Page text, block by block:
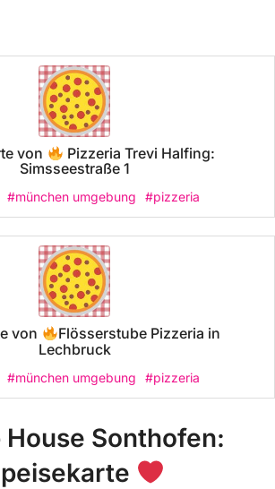
von
Pizzeria Trevi Halfing:
Simsseestraße 1
#münchen umgebung #pizzeria
von
Flösserstube Pizzeria in
Lechbruck
#münchen umgebung #pizzeria
House Sonthofen: